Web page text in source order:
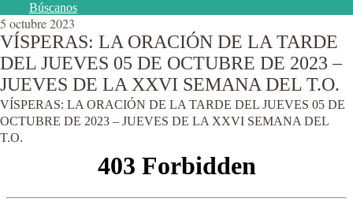
Búscanos
5 octubre 2023
VÍSPERAS: LA ORACIÓN DE LA TARDE
DEL JUEVES 05 DE OCTUBRE DE 2023 –
JUEVES DE LA XXVI SEMANA DEL T.O.
VÍSPERAS: LA ORACIÓN DE LA TARDE DEL JUEVES 05 DE
OCTUBRE DE 2023 – JUEVES DE LA XXVI SEMANA DEL
T.O.